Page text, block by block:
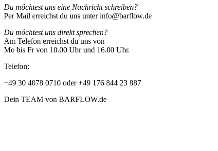
Du möchtest uns eine Nachricht schreiben?
Per Mail erreichst du uns unter info@barflow.de
Du möchtest uns direkt sprechen?
Am Telefon erreichst du uns von
Mo bis Fr von 10.00 Uhr und 16.00 Uhr.
Telefon:
+49 30 4078 0710 oder +49 176 844 23 887
Dein TEAM von BARFLOW.de